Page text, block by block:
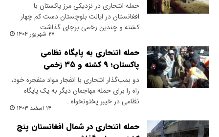
حمله انتحاری در نزدیکی مرز پاکستان با
افغانستان در ایالت بلوچستان دست کم چهار
کشته و چندین زخمی برجای گذاشت.
۲۷ شهریور ۱۴۰۴
حمله انتحاری به پایگاه نظامی
پاکستان؛ ۹ کشته و ۳۵ زخمی
دو بمب‌گذار انتحاری با انفجار مواد منفجره خود،
راه را برای حمله مهاجمان دیگر به یک پایگاه
نظامی در خیبر پختونخواه…
۱۴ اسفند ۱۴۰۳
حمله انتحاری در شمال افغانستان پنج